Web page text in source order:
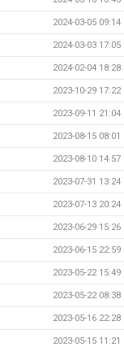
2024-03-05 09:14
2024-03-03 17:05
2024-02-04 18:28
2023-10-29 17:22
2023-09-11 21:04
2023-08-15 08:01
2023-08-10 14:57
2023-07-31 13:24
2023-07-13 20:24
2023-06-29 15:26
2023-06-15 22:59
2023-05-22 15:49
2023-05-22 08:38
2023-05-16 22:28
2023-05-15 11:21